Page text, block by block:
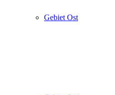
Gebiet Ost